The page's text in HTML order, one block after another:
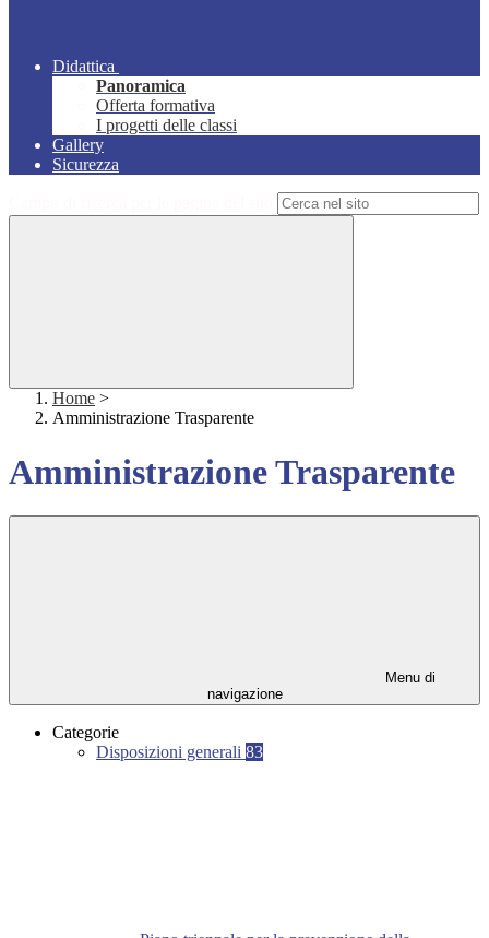
Didattica
Panoramica
Offerta formativa
I progetti delle classi
Gallery
Sicurezza
Home >
Amministrazione Trasparente
Amministrazione Trasparente
Menu di
navigazione
Categorie
Disposizioni generali 83